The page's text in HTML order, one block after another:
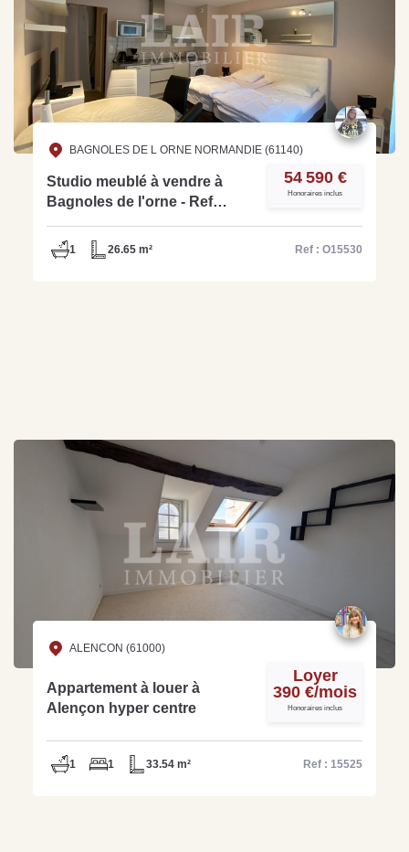
BAGNOLES DE L ORNE NORMANDIE (61140)
Studio meublé à vendre à
Bagnoles de l'orne - Ref
54 590 €
Honoraires inclus
1 26.65 m² Ref : O15530
ALENCON (61000)
Appartement à louer à
Alençon hyper centre
Loyer
390 €/mois
Honoraires inclus
1 1 33.54 m² Ref : 15525